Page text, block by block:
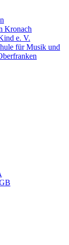
Kronach
e. V.
für Musik und